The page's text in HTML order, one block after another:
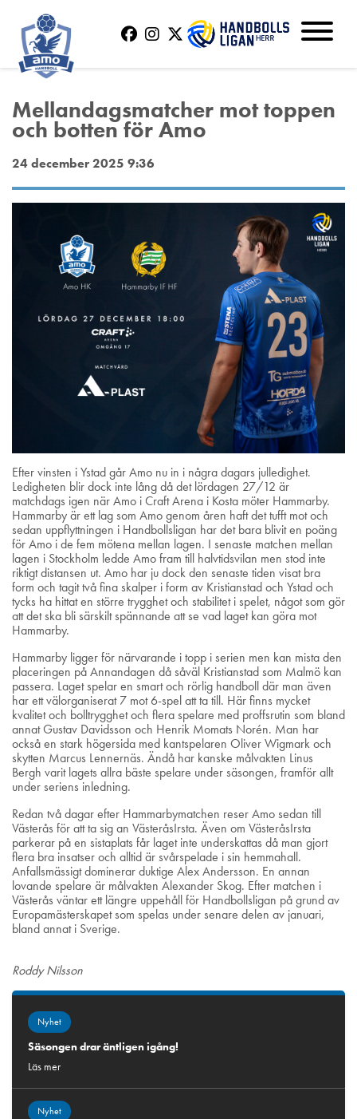
Mellandagsmatcher mot toppen
och botten för Amo
24 december 2025 9:36
Efter vinsten i Ystad går Amo nu in i några dagars julledighet.
Ledigheten blir dock inte lång då det lördagen 27/12 är
matchdags igen när Amo i Craft Arena i Kosta möter Hammarby.
Hammarby är ett lag som Amo genom åren haft det tufft mot och
sedan uppflyttningen i Handbollsligan har det bara blivit en poäng
för Amo i de fem mötena mellan lagen. I senaste matchen mellan
lagen i Stockholm ledde Amo fram till halvtidsvilan men stod inte
riktigt distansen ut. Amo har ju dock den senaste tiden visat bra
form och tagit två fina skalper i form av Kristianstad och Ystad och
tycks ha hittat en större trygghet och stabilitet i spelet, något som gör
att det ska bli särskilt spännande att se vad laget kan göra mot
Hammarby.
Hammarby ligger för närvarande i topp i serien men kan mista den
placeringen på Annandagen då såväl Kristianstad som Malmö kan
passera. Laget spelar en smart och rörlig handboll där man även
har ett välorganiserat 7 mot 6-spel att ta till. Här finns mycket
kvalitet och bolltrygghet och flera spelare med proffsrutin som bland
annat Gustav Davidsson och Henrik Momats Norén. Man har
också en stark högersida med kantspelaren Oliver Wigmark och
skytten Marcus Lennernäs. Ändå har kanske målvakten Linus
Bergh varit lagets allra bäste spelare under säsongen, framför allt
under seriens inledning.
Redan två dagar efter Hammarbymatchen reser Amo sedan till
Västerås för att ta sig an VästeråsIrsta. Även om VästeråsIrsta
parkerar på en sistaplats får laget inte underskattas då man gjort
flera bra insatser och alltid är svårspelade i sin hemmahall.
Anfallsmässigt dominerar duktige Alex Andersson. En annan
lovande spelare är målvakten Alexander Skog. Efter matchen i
Västerås väntar ett längre uppehåll för Handbollsligan på grund av
Europamästerskapet som spelas under senare delen av januari,
bland annat i Sverige.
Roddy Nilsson
Nyhet
Säsongen drar äntligen igång!
Läs mer
Nyhet